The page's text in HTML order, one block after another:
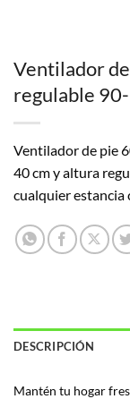
Ventilador
regulable
Ventilador de pie
40 cm y altura
cualquier estancia
DESCRIPCIÓN
Mantén tu hogar